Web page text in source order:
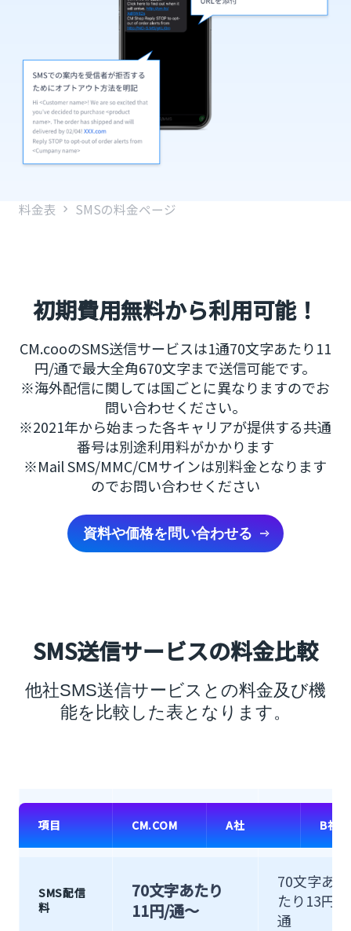
料金表 SMSの料金ページ
初期費用無料から利用可能！
CM.cooのSMS送信サービスは1通70文字あたり11
円/通で最大全角670文字まで送信可能です。
※海外配信に関しては国ごとに異なりますのでお
問い合わせください。
※2021年から始まった各キャリアが提供する共通
番号は別途利用料がかかります
※Mail SMS/MMC/CMサインは別料金となります
のでお問い合わせください
資料や価格を問い合わせる
SMS送信サービスの料金比較
他社SMS送信サービスとの料金及び機
能を比較した表となります。
項目 CM.COM A社 B社
初期費用 0円
初期費用有
り
SMS配信
料
70文字あたり
11円/通〜
70文字あ
たり13円/
通